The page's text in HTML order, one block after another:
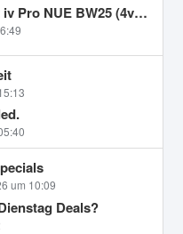
(4vcpu, 8gb ram, 512gb nvme)
um 10:09
Deals?